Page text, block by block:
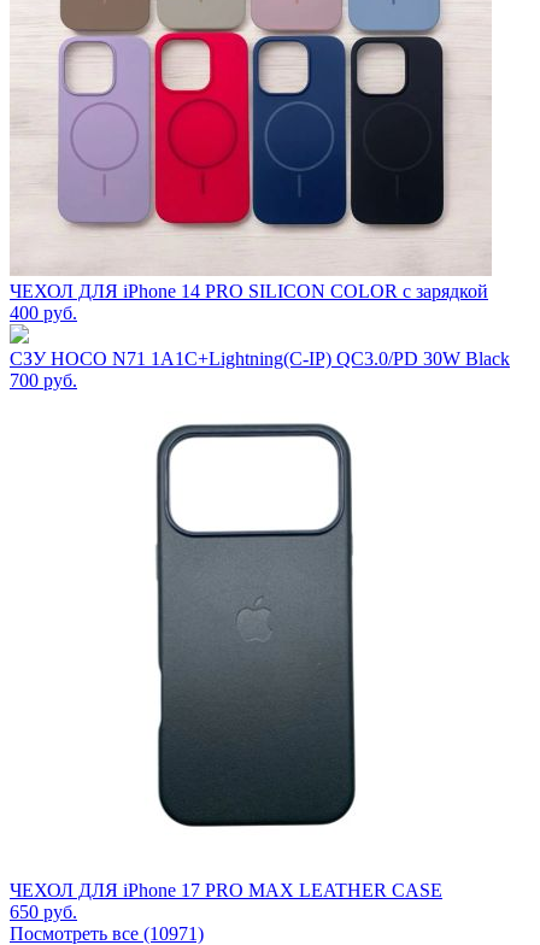
ЧЕХОЛ ДЛЯ iPhone 14 PRO SILICON COLOR с зарядкой
400 руб.
СЗУ HOCO N71 1A1C+Lightning(C-IP) QC3.0/PD 30W Black
700 руб.
ЧЕХОЛ ДЛЯ iPhone 17 PRO MAX LEATHER CASE
650 руб.
Посмотреть все (10971)